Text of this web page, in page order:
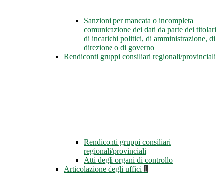
Sanzioni per mancata o incompleta
comunicazione dei dati da parte dei titolari
di incarichi politici, di amministrazione, di
direzione o di governo
Rendiconti gruppi consiliari regionali/provinciali
Rendiconti gruppi consiliari
regionali/provinciali
Atti degli organi di controllo
Articolazione degli uffici 1